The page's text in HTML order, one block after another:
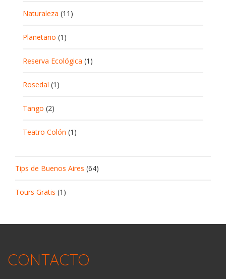
Naturaleza (11)
Planetario (1)
Reserva Ecológica (1)
Rosedal (1)
Tango (2)
Teatro Colón (1)
Tips de Buenos Aires (64)
Tours Gratis (1)
CONTACTO